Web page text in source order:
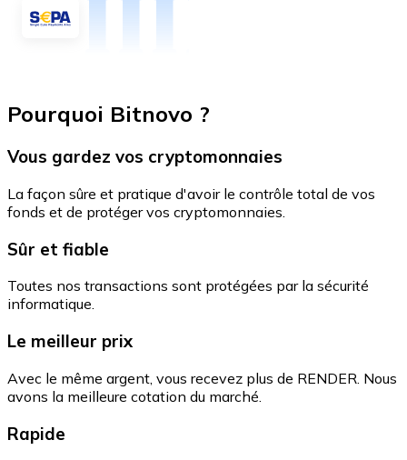
Pourquoi Bitnovo ?
Vous gardez vos cryptomonnaies
La façon sûre et pratique d'avoir le contrôle total de vos
fonds et de protéger vos cryptomonnaies.
Sûr et fiable
Toutes nos transactions sont protégées par la sécurité
informatique.
Le meilleur prix
Avec le même argent, vous recevez plus de RENDER. Nous
avons la meilleure cotation du marché.
Rapide